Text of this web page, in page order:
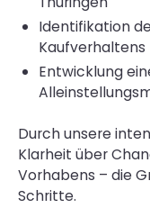
Identifikation
Kaufverhaltens
Entwicklung
Durch unsere
Klarheit über
Vorhabens – die
Schritte.